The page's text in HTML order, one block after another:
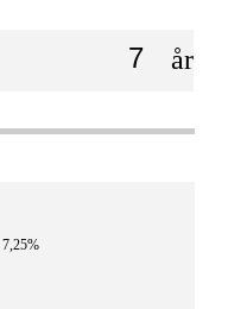
år
7,25%